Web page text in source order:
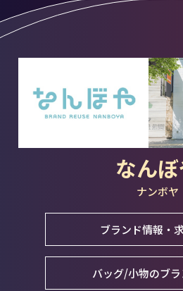
なん
ナンボヤ
ブランド情報・
バッグ/小物のブ